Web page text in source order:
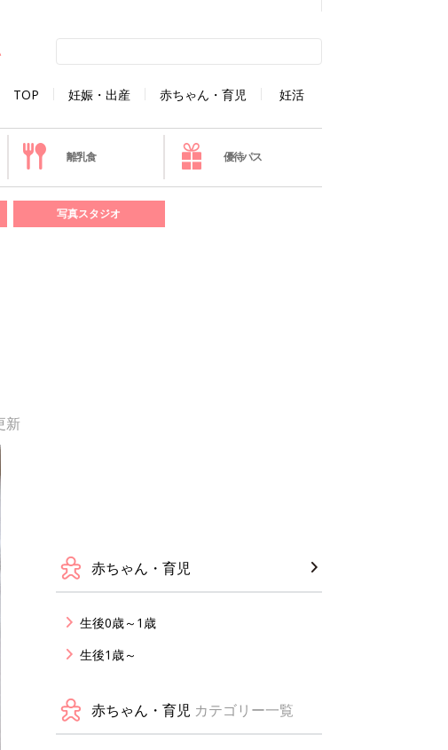
TOP 妊娠・出産 赤ちゃん・育児 妊活
離乳食 優待パス
写真スタジオ
新
赤ちゃん・育児
生後0歳～1歳
生後1歳～
赤ちゃん・育児 カテゴリー一覧